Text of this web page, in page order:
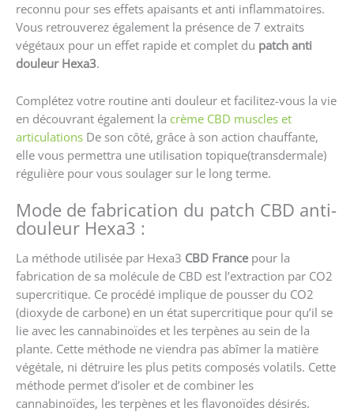
reconnu pour ses effets apaisants et anti inflammatoires.
Vous retrouverez également la présence de 7 extraits
végétaux pour un effet rapide et complet du patch anti
douleur Hexa3.
Complétez votre routine anti douleur et facilitez-vous la vie
en découvrant également la crème CBD muscles et
articulations De son côté, grâce à son action chauffante,
elle vous permettra une utilisation topique(transdermale)
régulière pour vous soulager sur le long terme.
Mode de fabrication du patch CBD anti-
douleur Hexa3 :
La méthode utilisée par Hexa3 CBD Francepour la
fabrication de sa molécule de CBD est l’extraction par CO2
supercritique. Ce procédé implique de pousser du CO2
(dioxyde de carbone) en un état supercritique pour qu’il se
lie avec les cannabinoïdes et les terpènes au sein de la
plante. Cette méthode ne viendra pas abîmer la matière
végétale, ni détruire les plus petits composés volatils. Cette
méthode permet d’isoler et de combiner les
cannabinoïdes, les terpènes et les flavonoïdes désirés.